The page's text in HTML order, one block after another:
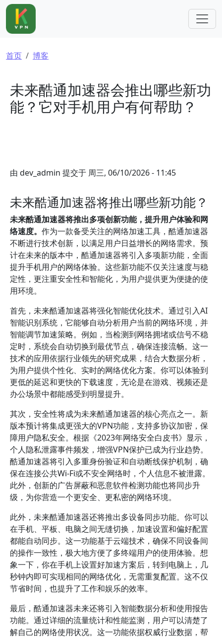
跳转到主要内容
面包屑
首页 博客
未来酷通加速器会推出哪些新功
能？它对手机用户有何帮助？
由 dev_admin 提交于 周三, 06/10/2026 - 11:45
未来酷通加速器将推出哪些新功能？
未来酷通加速器将推出多项创新功能，提升用户体验和网
络速度。 作为一款备受关注的网络加速工具，酷通加速器
不断进行技术创新，以满足用户日益增长的网络需求。预
计在未来的版本中，酷通加速器将引入多项新功能，全面
提升手机用户的网络体验。这些新功能不仅关注速度与稳
定性，更注重安全性和智能化，为用户提供更为便捷的使
用环境。
首先，未来酷通加速器将强化智能优化技术。通过引入AI
智能识别系统，它能够自动分析用户当前的网络环境，并
智能调节加速策略。例如，当检测到网络拥堵或信号不稳
定时，系统会自动切换到最优节点，确保连接流畅。这一
技术的应用依据行业领先的研究成果，结合大数据分析，
为用户提供个性化、实时的网络优化方案。你可以体验到
更低的延迟和更快的下载速度，无论是在游戏、视频还是
办公场景中都能感受到明显提升。
其次，安全性将成为未来酷通加速器的核心亮点之一。新
版本预计将集成更强大的VPN功能，支持多协议加密，保
障用户隐私安全。根据《2023年网络安全白皮书》显示，
个人隐私泄露事件频发，增强VPN保护已成为行业趋势。
酷通加速器将引入多重身份验证和自动断线保护机制，确
保在连接公共Wi-Fi或不安全网络时，个人信息不被泄露。
此外，创新的广告屏蔽和恶意软件检测功能也将同步升
级，为你营造一个更安全、更私密的网络环境。
此外，未来酷通加速器还将推出多设备同步功能。你可以
在手机、平板、电脑之间无缝切换，加速设置和偏好配置
都能自动同步。这一功能基于云端技术，确保不同设备间
的操作一致性，极大地方便了多终端用户的使用体验。想
象一下，你在手机上设置好加速方案后，转到电脑上，几
秒钟内即可实现相同的网络优化，无需重复配置。这不仅
节省时间，也提升了工作和娱乐的效率。
最后，酷通加速器未来还将引入智能数据分析和使用报告
功能。通过详细的流量统计和性能监测，用户可以清楚了
解自己的网络使用状况。这一功能依据权威行业数据，帮